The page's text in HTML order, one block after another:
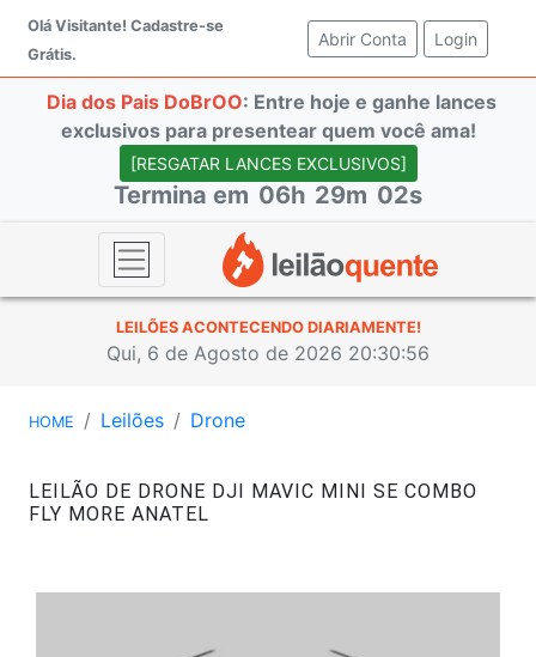
Olá Visitante! Cadastre-se
Grátis.
Abrir Conta (current)
Login
Dia dos Pais DoBrOO: Entre hoje e ganhe lances
exclusivos para presentear quem você ama!
[RESGATAR LANCES EXCLUSIVOS]
Termina em 06h 29m 02s
LEILÕES ACONTECENDO DIARIAMENTE!
Qui, 6 de Agosto de 2026 20:30:56
HOME Leilões Drone
LEILÃO DE DRONE DJI MAVIC MINI SE COMBO
FLY MORE ANATEL